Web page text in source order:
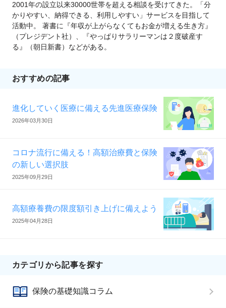
2001年の設立以来30000世帯を超える相談を受けてきた。「分
かりやすい、納得できる、利用しやすい」サービスを目指して
活動中。 著書に『年収が上がらなくてもお金が増える生き方』
（プレジデント社）、『やっぱりサラリーマンは２度破産す
る』（朝日新書）などがある。
おすすめの記事
進化していく医療に備える先進医療保険
2026年03月30日
コロナ流行に備える！高額治療費と保険
の新しい選択肢
2025年09月29日
高額療養費の限度額引き上げに備えよう
2025年04月28日
カテゴリから記事を探す
保険の基礎知識コラム